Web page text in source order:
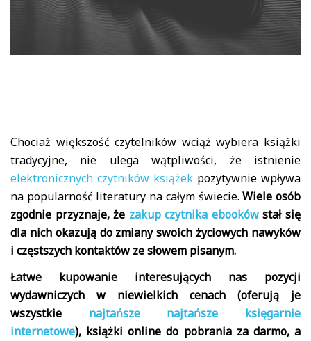
Chociaż większość czytelników wciąż wybiera książki
tradycyjne, nie ulega wątpliwości, że istnienie
elektronicznych czytników książek pozytywnie wpływa
na popularność literatury na całym świecie.Wiele osób
zgodnie przyznaje, że zakup czytnika ebookówstał się
dla nich okazują do zmiany swoich życiowych nawyków
i częstszych kontaktów ze słowem pisanym.
Łatwe kupowanie interesujących nas pozycji
wydawniczych w niewielkich cenach (oferują je
wszystkie najtańsze najtańsze księgarnie
internetowe), książki online do pobrania za darmo, a